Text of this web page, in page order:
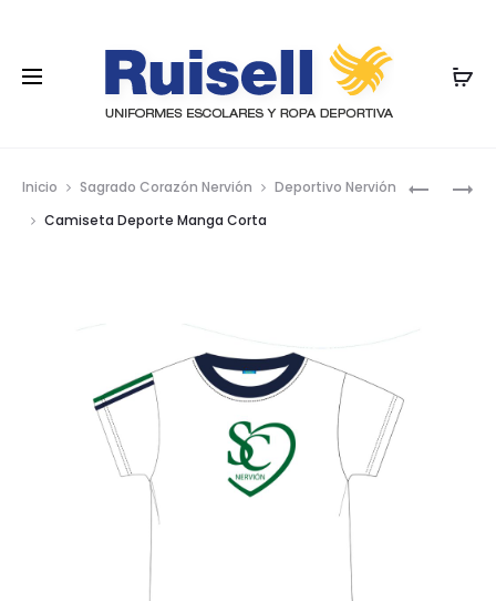
Inicio Sagrado Corazón Nervión
Deportivo Nervión
Camiseta Deporte Manga Corta